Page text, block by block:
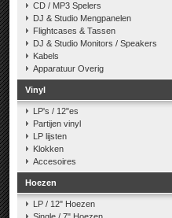
CD / MP3 Spelers
DJ & Studio Mengpanelen
Flightcases & Tassen
DJ & Studio Monitors / Speakers
Kabels
Apparatuur Overig
Vinyl
LP's / 12"es
Partijen vinyl
LP lijsten
Klokken
Accesoires
Hoezen
LP / 12" Hoezen